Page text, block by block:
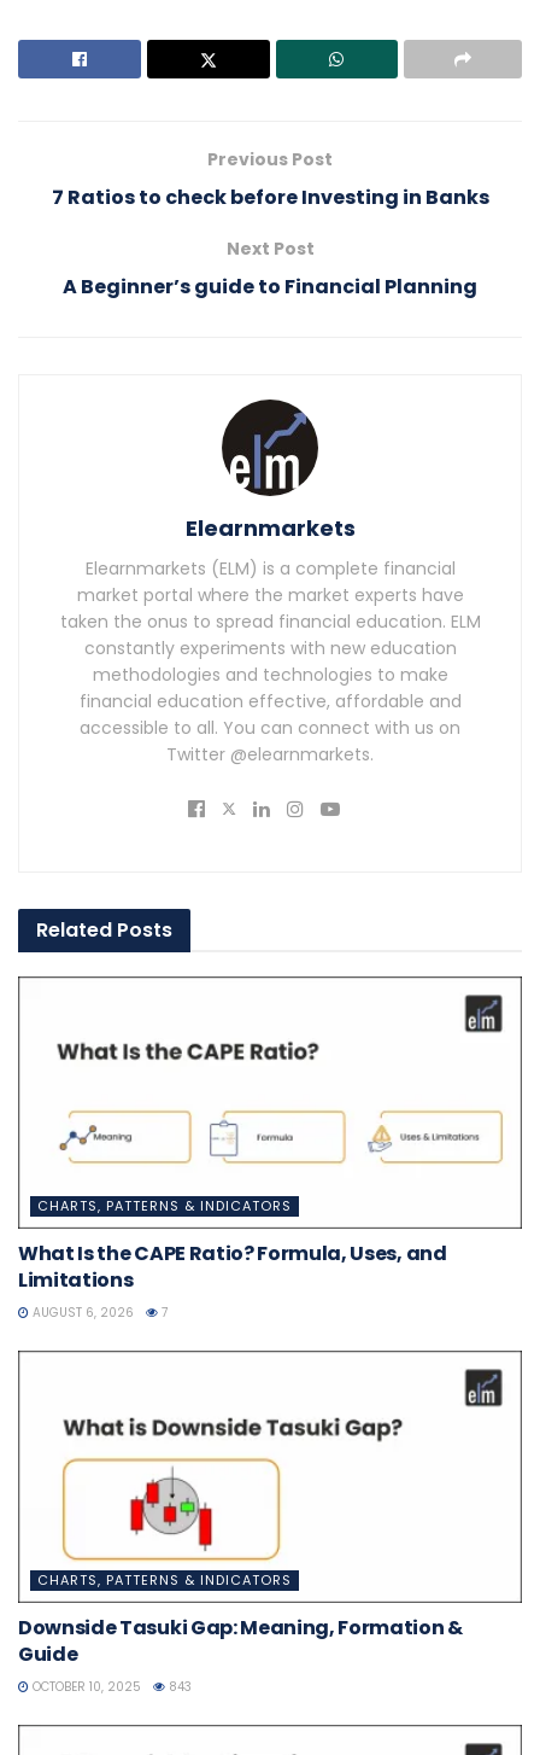
Previous Post
7 Ratios to check before Investing in Banks
Next Post
A Beginner’s guide to Financial Planning
Elearnmarkets
Elearnmarkets (ELM) is a complete financial
market portal where the market experts have
taken the onus to spread financial education. ELM
constantly experiments with new education
methodologies and technologies to make
financial education effective, affordable and
accessible to all. You can connect with us on
Twitter @elearnmarkets.
Related Posts
CHARTS, PATTERNS & INDICATORS
What Is the CAPE Ratio? Formula, Uses, and
Limitations
AUGUST 6, 2026 7
CHARTS, PATTERNS & INDICATORS
Downside Tasuki Gap: Meaning, Formation &
Guide
OCTOBER 10, 2025 843